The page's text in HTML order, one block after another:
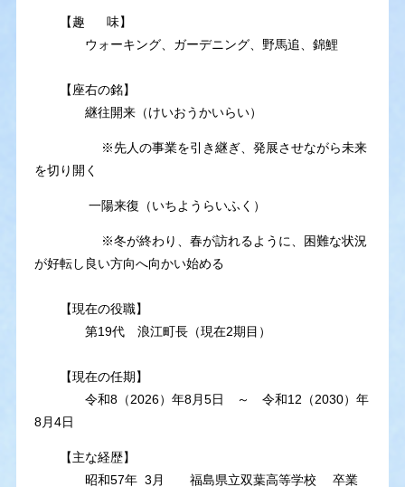
【趣 味】
ウォーキング、ガーデニング、野馬追、錦鯉
【座右の銘】
継往開来（けいおうかいらい）
※先人の事業を引き継ぎ、発展させながら未来
を切り開く
一陽来復（いちようらいふく）
※冬が終わり、春が訪れるように、困難な状況
が好転し良い方向へ向かい始める
【現在の役職】
第19代 浪江町長（現在2期目）
【現在の任期】
令和8（2026）年8月5日 ～ 令和12（2030）年
8月4日
【主な経歴】
昭和57年 3月 福島県立双葉高等学校 卒業